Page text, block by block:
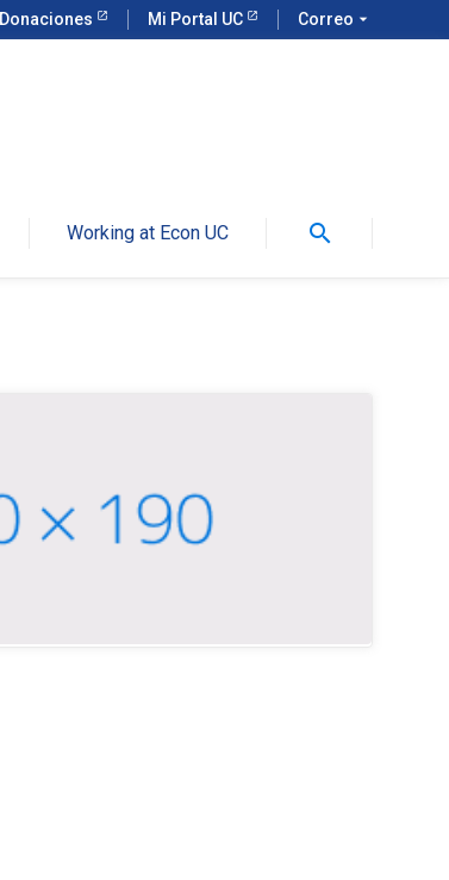
Donaciones Mi Portal UC Correo arrow_drop_down
Working at Econ UC search